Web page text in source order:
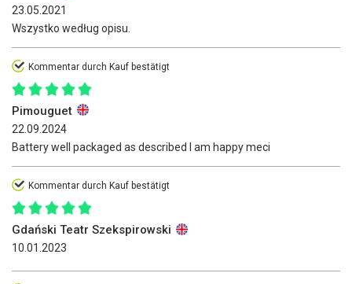
23.05.2021
Wszystko według opisu.
Kommentar durch Kauf bestätigt
Pimouguet
22.09.2024
Battery well packaged as described I am happy meci
Kommentar durch Kauf bestätigt
Gdański Teatr Szekspirowski
10.01.2023